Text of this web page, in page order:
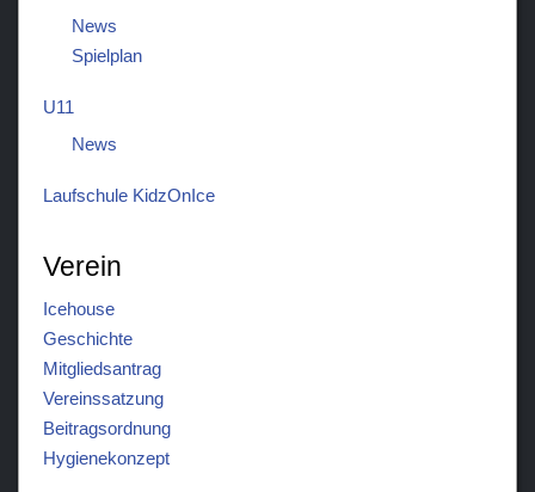
News
Spielplan
U11
News
Laufschule KidzOnIce
Verein
Icehouse
Geschichte
Mitgliedsantrag
Vereinssatzung
Beitragsordnung
Hygienekonzept